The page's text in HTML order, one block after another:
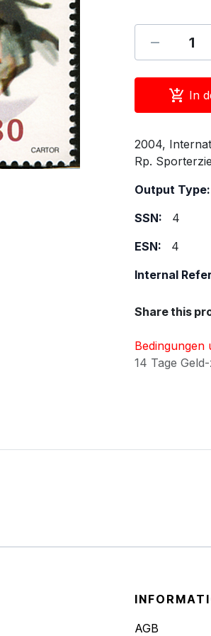
In
2004,
Rp.
Output Type:
SSN:
4
ESN:
4
Internal
Share this
Bedingungen
14 Tage
AGB